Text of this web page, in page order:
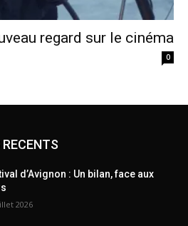
regard sur le cinéma
0
d’Avignon : Un bilan, face aux
2026